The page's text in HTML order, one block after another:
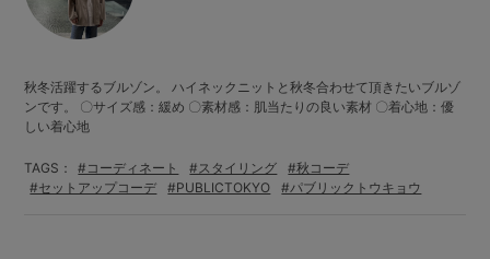
秋冬活躍するブルゾン。 ハイネックニットと秋冬合わせて頂きたいブルゾ
ンです。 〇サイズ感：緩め 〇素材感：肌当たりの良い素材 〇着心地：優
しい着心地
TAGS： #コーディネート #スタイリング
#秋コーデ
#セットアップコーデ
#PUBLICTOKYO #パブリックトウキョウ